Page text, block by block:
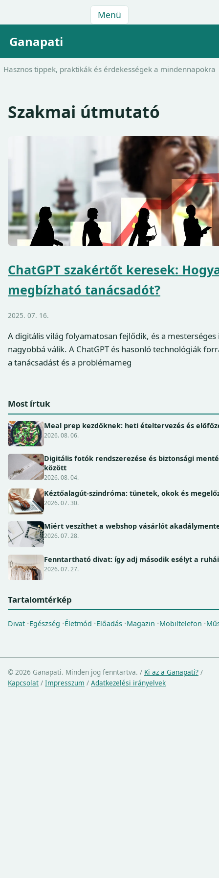
Menü
Ganapati
Hasznos tippek, praktikák és érdekességek a mindennapokra
Szakmai útmutató
ChatGPT szakértőt keresek:
megbízható tanácsadót?
2025. 07. 16.
A digitális világ folyamatosan fejlődik, és a
nagyobbá válik. A ChatGPT és hasonló technológiák
a tanácsadást és a problémameg
Most írtuk
Meal prep kezdőknek: heti ételtervezés és
2026. 08. 06.
Digitális fotók rendszerezése és biztonsági
között
2026. 08. 04.
Kéztőalagút-szindróma: tünetek, okok és
2026. 07. 30.
Miért veszíthet a webshop vásárlót
2026. 07. 28.
Fenntartható divat: így adj második esélyt a
2026. 07. 27.
Tartalomtérkép
Divat Egészség Életmód Előadás Magazin Mobiltelefon
© 2026 Ganapati. Minden jog fenntartva. / Ki az a Ganapati? /
Kapcsolat / Impresszum / Adatkezelési irányelvek